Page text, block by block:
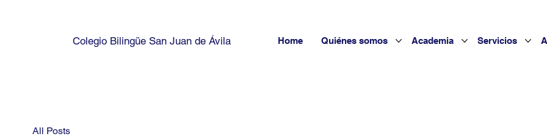
Colegio Bilingüe San Juan de Ávila Home Quiénes somos Academia Servicios
All Posts